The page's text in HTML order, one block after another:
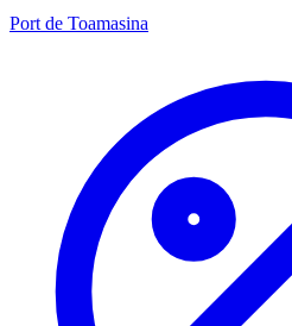
Port de Toamasina